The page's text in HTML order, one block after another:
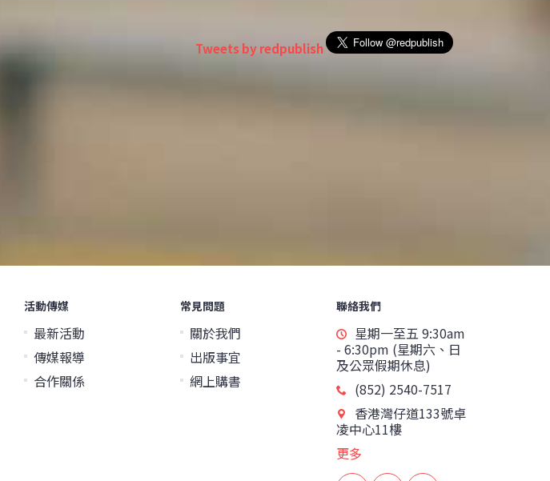
Tweets by redpublish
活動傳媒
最新活動
傳媒報導
合作關係
常見問題
關於我們
出版事宜
網上購書
聯絡我們
星期一至五 9:30am
- 6:30pm (星期六、日
及公眾假期休息)
(852) 2540-7517
香港灣仔道133號卓
凌中心11樓
更多